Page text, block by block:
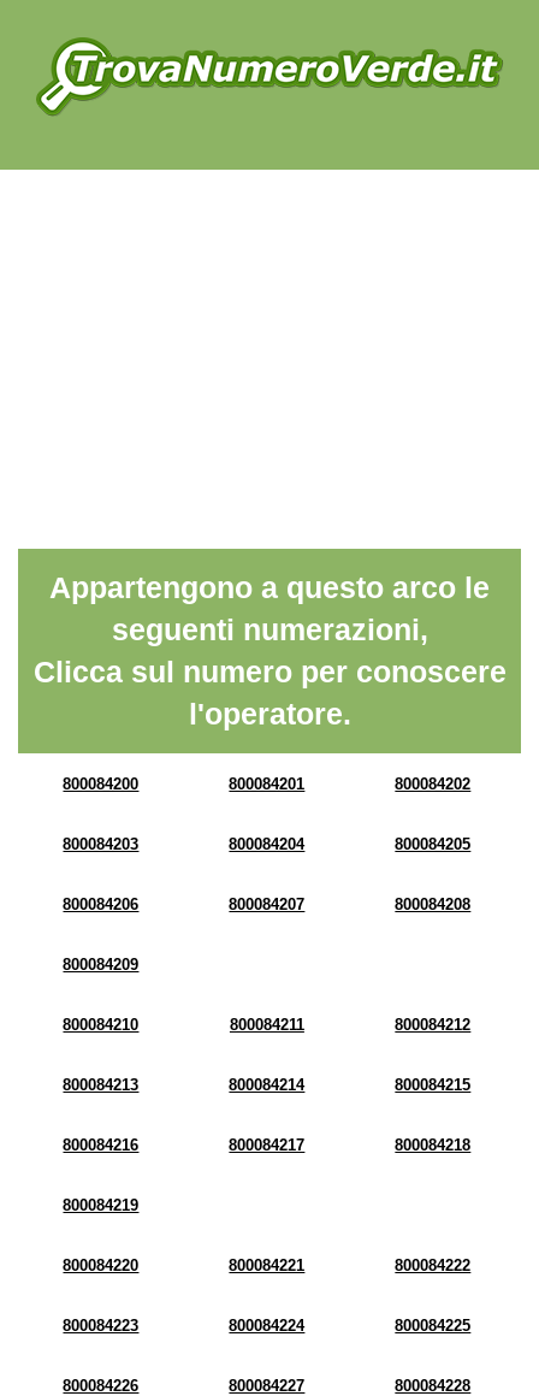
Appartengono a questo arco le
seguenti numerazioni,
Clicca sul numero per conoscere
l'operatore.
800084200 800084201 800084202
800084203 800084204 800084205
800084206 800084207 800084208
800084209
800084210 800084211 800084212
800084213 800084214 800084215
800084216 800084217 800084218
800084219
800084220 800084221 800084222
800084223 800084224 800084225
800084226 800084227 800084228